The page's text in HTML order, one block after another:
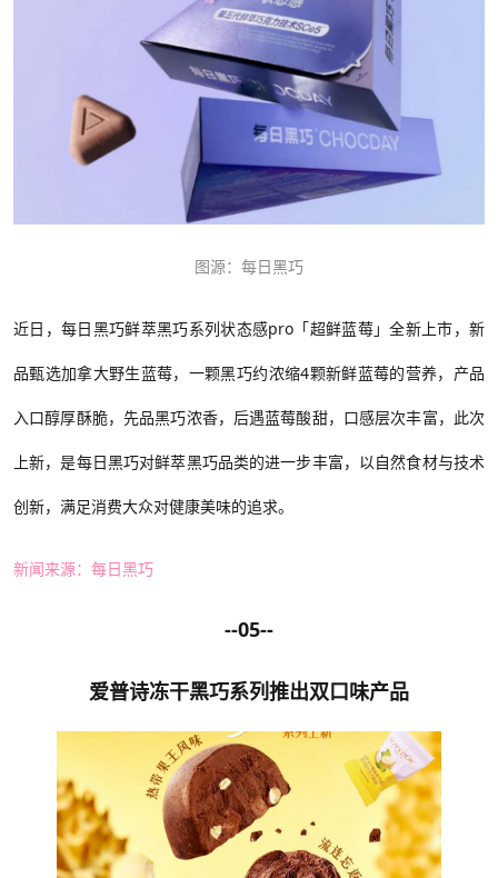
图源：每日黑巧
近日，每日黑巧鲜萃黑巧系列状态感pro「超鲜蓝莓」全新上市，新
品甄选加拿大野生蓝莓，一颗黑巧约浓缩4颗新鲜蓝莓的营养，产品
入口醇厚酥脆，先品黑巧浓香，后遇蓝莓酸甜，口感层次丰富， 此次
上新，是每日黑巧对鲜萃黑巧品类的进一步丰富，以自然食材与技术
创新，满足消费大众对健康美味的追求。
新闻来源：每日黑巧
--05--
爱普诗冻干黑巧系列推出双口味产品